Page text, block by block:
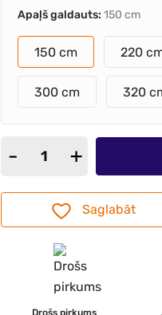
Apaļš galdauts: 150 cm
150 cm 220
300 cm 320
Saglabāt